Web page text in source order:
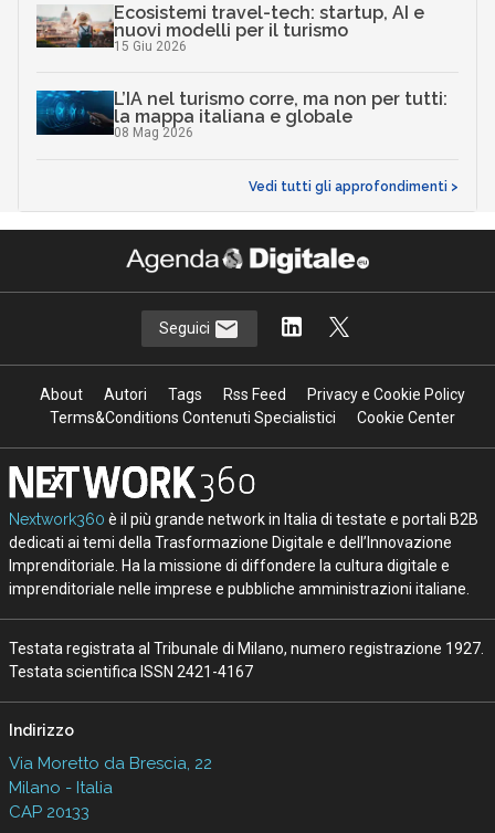
Ecosistemi travel-tech: startup, AI e
nuovi modelli per il turismo
15 Giu 2026
L’IA nel turismo corre, ma non per tutti:
la mappa italiana e globale
08 Mag 2026
Vedi tutti gli approfondimenti >
Seguici
About Autori Tags Rss Feed
Privacy e Cookie Policy
Terms&Conditions Contenuti Specialistici
Cookie Center
Nextwork360 è il più grande network in Italia di testate e portali B2B
dedicati ai temi della Trasformazione Digitale e dell’Innovazione
Imprenditoriale. Ha la missione di diffondere la cultura digitale e
imprenditoriale nelle imprese e pubbliche amministrazioni italiane.
Testata registrata al Tribunale di Milano, numero registrazione 1927.
Testata scientifica ISSN 2421-4167
Indirizzo
Via Moretto da Brescia, 22
Milano - Italia
CAP 20133